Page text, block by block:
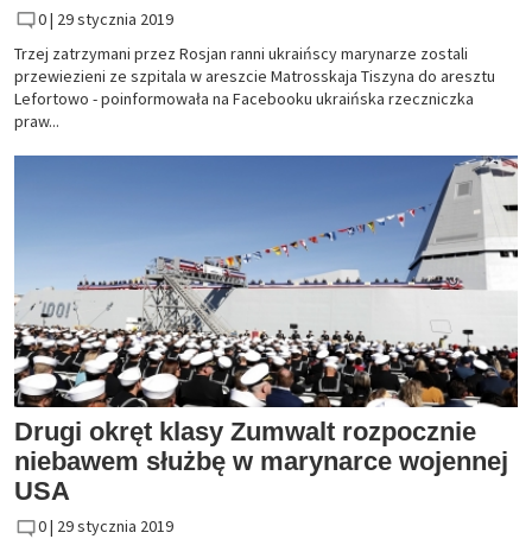
0 | 29 stycznia 2019
Trzej zatrzymani przez Rosjan ranni ukraińscy marynarze zostali
przewiezieni ze szpitala w areszcie Matrosskaja Tiszyna do aresztu
Lefortowo - poinformowała na Facebooku ukraińska rzeczniczka
praw...
Drugi okręt klasy Zumwalt rozpocznie
niebawem służbę w marynarce wojennej
USA
0 | 29 stycznia 2019